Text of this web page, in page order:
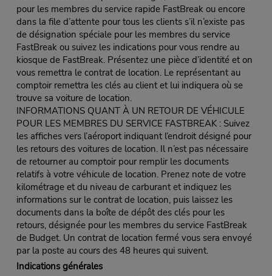
pour les membres du service rapide FastBreak ou encore
dans la file d’attente pour tous les clients s’il n’existe pas
de désignation spéciale pour les membres du service
FastBreak ou suivez les indications pour vous rendre au
kiosque de FastBreak. Présentez une pièce d’identité et on
vous remettra le contrat de location. Le représentant au
comptoir remettra les clés au client et lui indiquera où se
trouve sa voiture de location.
INFORMATIONS QUANT À UN RETOUR DE VÉHICULE
POUR LES MEMBRES DU SERVICE FASTBREAK : Suivez
les affiches vers l’aéroport indiquant l’endroit désigné pour
les retours des voitures de location. Il n’est pas nécessaire
de retourner au comptoir pour remplir les documents
relatifs à votre véhicule de location. Prenez note de votre
kilométrage et du niveau de carburant et indiquez les
informations sur le contrat de location, puis laissez les
documents dans la boîte de dépôt des clés pour les
retours, désignée pour les membres du service FastBreak
de Budget. Un contrat de location fermé vous sera envoyé
par la poste au cours des 48 heures qui suivent.
Indications générales